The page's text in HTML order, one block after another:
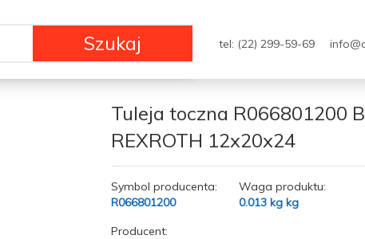
Szukaj tel: (22) 299-59-69
Tuleja toczna R066801200
REXROTH 12x20x24
Symbol producenta:
R066801200
Waga produktu:
0.013 kg kg
Producent: